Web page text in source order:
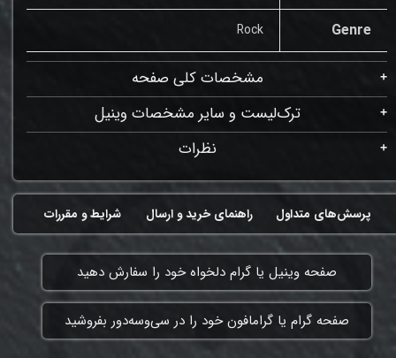
Genre
Rock
مشخصات کلی صفحه
ترک‌لیست و سایر مشخصات وینیل
نظرات
شرایط و مقررات راهنمای خرید و ارسال پرسش‌های متداول
​صفحه وینیل یا گرام دلخواه خود را سفارش دهید
​صفحه گرام یا گرامافون خود را در سی‌وسه‌دور بفروشید